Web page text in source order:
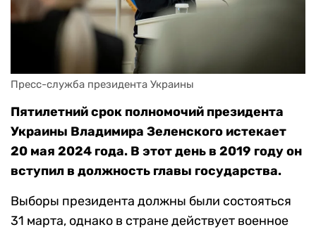
Пресс-служба президента Украины
Пятилетний срок полномочий президента
Украины Владимира Зеленского истекает
20 мая 2024 года. В этот день в 2019 году он
вступил в должность главы государства.
Выборы президента должны были состояться
31 марта, однако в стране действует военное